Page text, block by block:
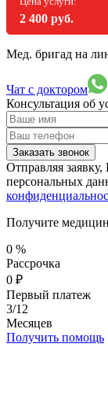
2 400 руб.
Мед. бригад на
Чат с доктором
Консультация об
Заказать звонок
Отправляя
персональных
Получите
0 %
Рассрочка
0 ₽
Первый платеж
3/12
Месяцев
Получить помощь